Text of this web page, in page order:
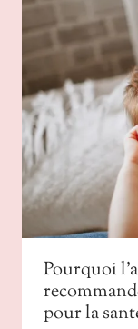
Pourquoi
pour la